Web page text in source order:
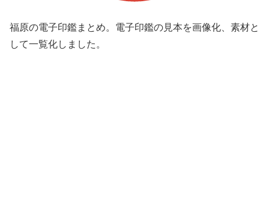
福原の電子印鑑まとめ。電子印鑑の見本を画像化、素材と
して一覧化しました。